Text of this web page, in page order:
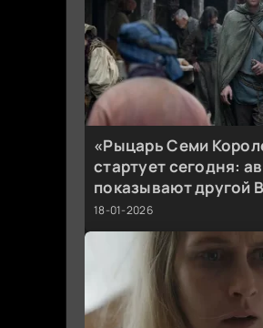
«Рыцарь Семи
стартует сегодня:
показывают другой
18-01-2026